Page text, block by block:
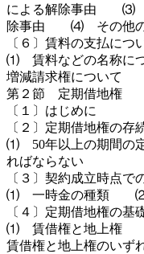
による解除事由 ⑶ 無
除事由 ⑷ その他の
〔６〕賃料の支払につ
⑴ 賃料などの名
増減請求権について
第２節 定期借地権
〔１〕はじめに
〔２〕定期借地権の存
⑴ 50年以上の期間
ればならない
〔３〕契約成立時点で
⑴ 一時金の種類
〔４〕定期借地権の基
⑴ 賃借権と地上権 ⑵
賃借権と地上権のい